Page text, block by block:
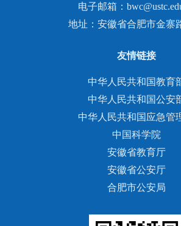
电子邮箱：
地址：安徽省合肥市金寨
友情链接
中华人民共和国教育
中华人民共和国公安
中华人民共和国应急管
中国科学院
安徽省教育厅
安徽省公安厅
合肥市公安局